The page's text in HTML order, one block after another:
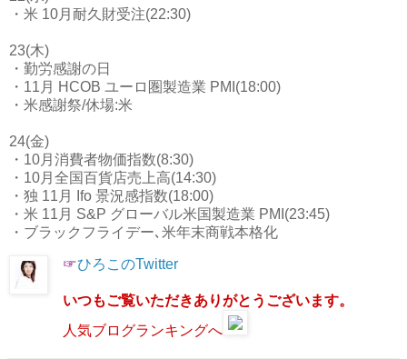
・米 10月耐久財受注(22:30)
23(木)
・勤労感謝の日
・11月 HCOB ユーロ圏製造業 PMI(18:00)
・米感謝祭/休場:米
24(金)
・10月消費者物価指数(8:30)
・10月全国百貨店売上高(14:30)
・独 11月 Ifo 景況感指数(18:00)
・米 11月 S&P グローバル米国製造業 PMI(23:45)
・ブラックフライデー､米年末商戦本格化
☞ひろこのTwitter
いつもご覧いただきありがとうございます。
人気ブログランキングへ